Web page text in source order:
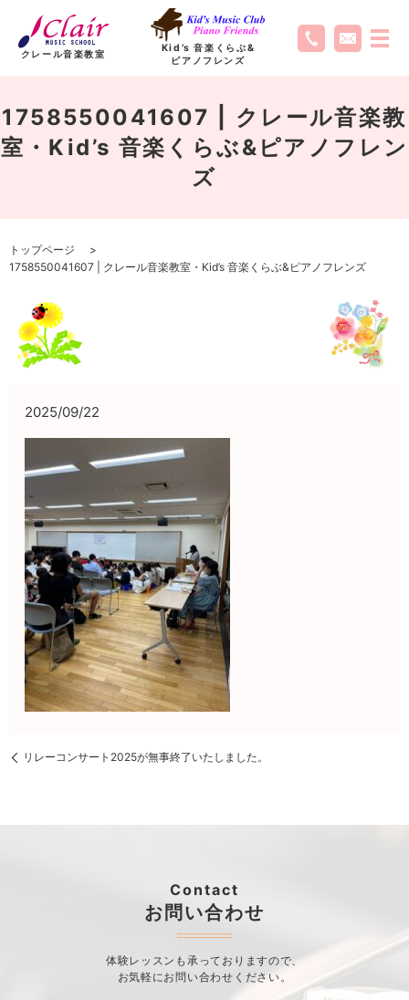
クレール音楽教室
Kid’s 音楽くらぶ&
ピアノフレンズ
1758550041607 | クレール音楽教
室・Kid’s 音楽くらぶ&ピアノフレン
ズ
トップページ
1758550041607 | クレール音楽教室・Kid’s 音楽くらぶ&ピアノフレンズ
2025/09/22
リレーコンサート2025が無事終了いたしました。
Contact
お問い合わせ
体験レッスンも承っておりますので、
お気軽にお問い合わせください。